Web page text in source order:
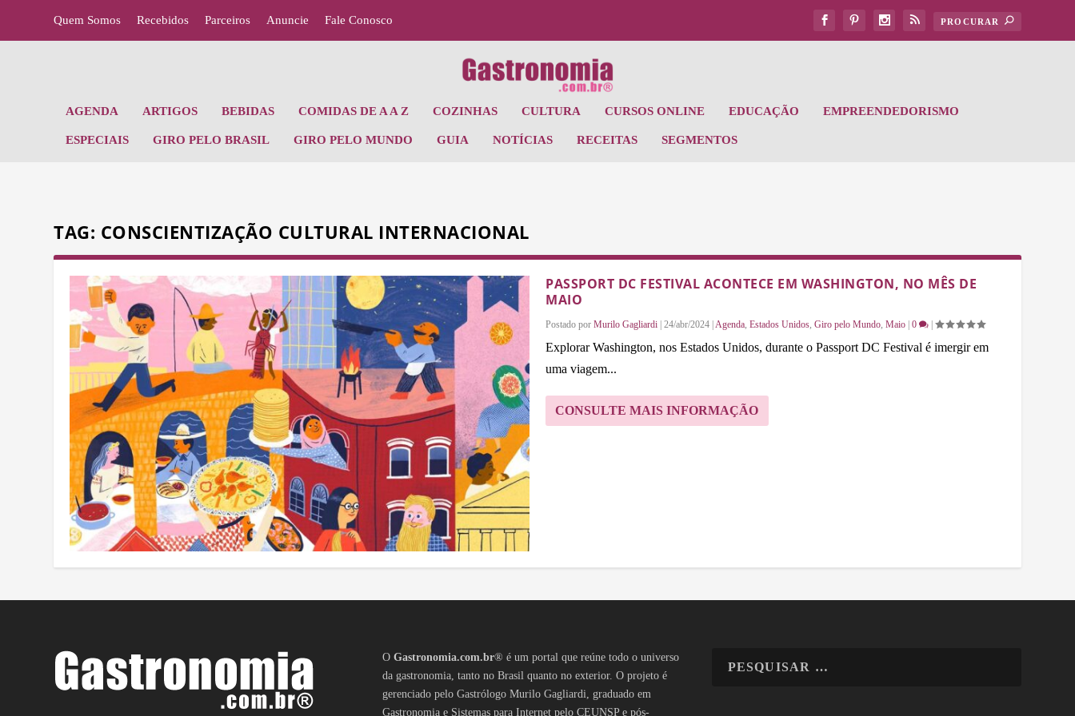
Quem Somos Recebidos Parceiros Anuncie Fale Conosco
AGENDA ARTIGOS BEBIDAS COMIDAS DE A A Z COZINHAS CULTURA CURSOS ONLINE EDUCAÇÃO EMPREENDEDORISMO
ESPECIAIS GIRO PELO BRASIL GIRO PELO MUNDO GUIA NOTÍCIAS RECEITAS SEGMENTOS
TAG: CONSCIENTIZAÇÃO CULTURAL INTERNACIONAL
PASSPORT DC FESTIVAL ACONTECE EM WASHINGTON, NO MÊS DE
MAIO
Postado por Murilo Gagliardi 24/abr/2024 Agenda, Estados Unidos, Giro pelo Mundo, Maio 0
Explorar Washington, nos Estados Unidos, durante o Passport DC Festival é imergir em
uma viagem...
CONSULTE MAIS INFORMAÇÃO
OGastronomia.com.br® é um portal que reúne todo o universo
da gastronomia, tanto no Brasil quanto no exterior. O projeto é
gerenciado pelo Gastrólogo Murilo Gagliardi, graduado em
Gastronomia e Sistemas para Internet pelo CEUNSP e pós-